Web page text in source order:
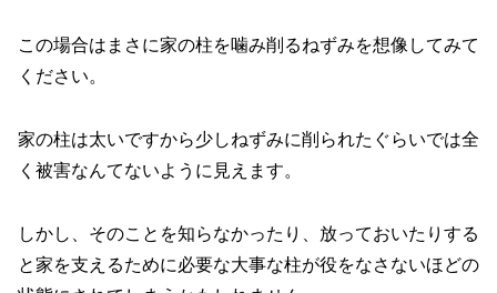
この場合はまさに家の柱を噛み削るねずみを想像してみて
ください。
家の柱は太いですから少しねずみに削られたぐらいでは全
く被害なんてないように見えます。
しかし、そのことを知らなかったり、放っておいたりする
と家を支えるために必要な大事な柱が役をなさないほどの